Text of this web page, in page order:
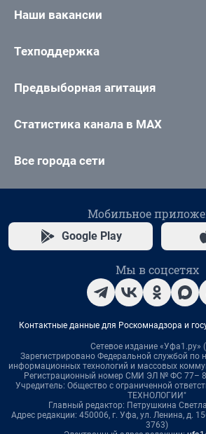
Наши вакансии
Техподдержка
Предвыборная агитация
Статистика канала в MAX
Все города сети
Мобильное
Google Play
Мы в соцсетях
Контактные данные для Роскомнадзора и
Сетевое издание «Уфа1.ру»
Зарегистрировано Федеральной службой по
информационных технологий и массовых
Регистрационный номер СМИ ЭЛ № ФС 77–
Учредитель: Общество с ограниченной
ТЕХНОЛОГИИ"
Главный редактор: Петрушкина
Адрес редакции: 450006, г. Уфа, ул. Ленина, д.
3763)